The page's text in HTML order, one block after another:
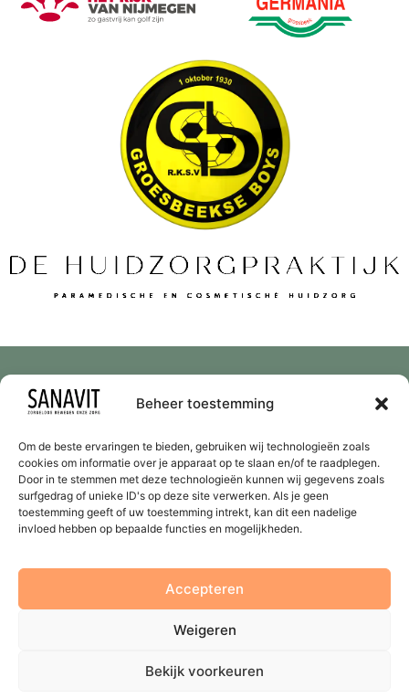
Beheer toestemming
Om de beste ervaringen te bieden, gebruiken wij technologieën zoals
cookies om informatie over je apparaat op te slaan en/of te raadplegen.
Door in te stemmen met deze technologieën kunnen wij gegevens zoals
surfgedrag of unieke ID's op deze site verwerken. Als je geen
toestemming geeft of uw toestemming intrekt, kan dit een nadelige
invloed hebben op bepaalde functies en mogelijkheden.
Accepteren
Weigeren
Bekijk voorkeuren
Algemeen
Algemene voorwaarden
Contact